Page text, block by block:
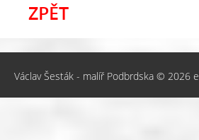
ZPĚT
Václav Šesták - malíř Podbrdska © 2026